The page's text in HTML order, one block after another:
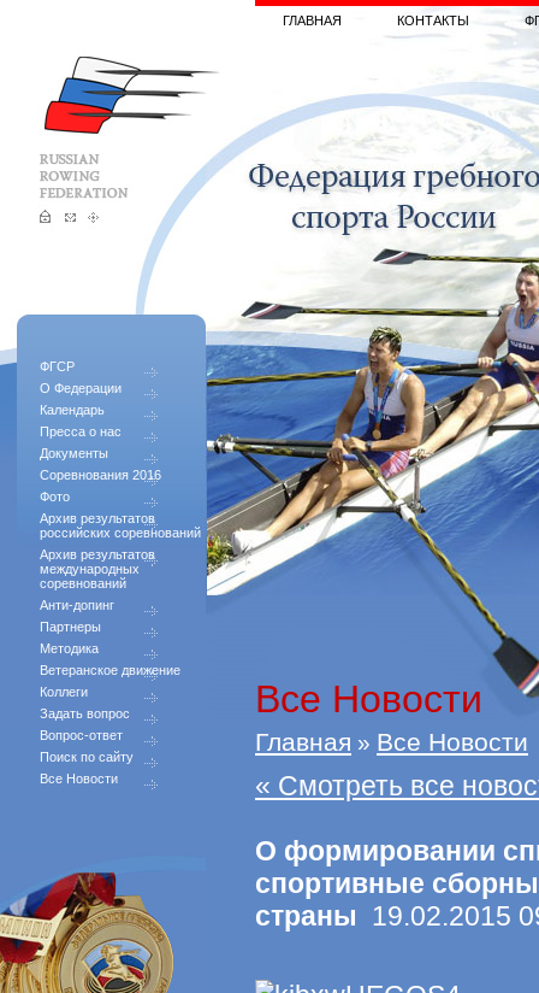
ФГСР
О Федерации
Календарь
Пресса о нас
Документы
Соревнования 2016
Фото
Архив результатов
российских соревнований
Архив результатов
международных
соревнований
Анти-допинг
Партнеры
Методика
Ветеранское движение
Коллеги
Задать вопрос
Вопрос-ответ
Поиск по сайту
Все Новости
ГЛАВНАЯ КОНТАКТЫ
Все Новости
Главная » Все Новости
« Смотреть все
О формировании
спортивные
страны 19.02.2015